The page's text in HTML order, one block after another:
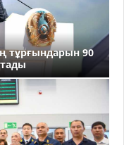
тұрғындарын 90